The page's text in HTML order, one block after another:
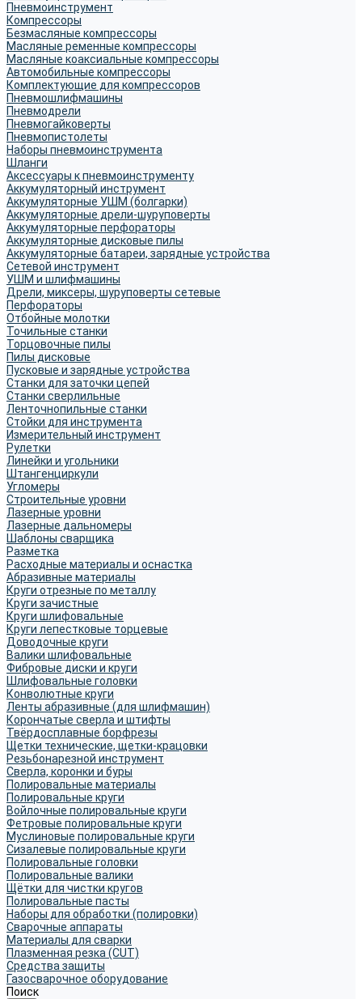
Пневмоинструмент
Компрессоры
Безмасляные компрессоры
Масляные ременные компрессоры
Масляные коаксиальные компрессоры
Автомобильные компрессоры
Комплектующие для компрессоров
Пневмошлифмашины
Пневмодрели
Пневмогайковерты
Пневмопистолеты
Наборы пневмоинструмента
Шланги
Аксессуары к пневмоинструменту
Аккумуляторный инструмент
Аккумуляторные УШМ (болгарки)
Аккумуляторные дрели-шуруповерты
Аккумуляторные перфораторы
Аккумуляторные дисковые пилы
Аккумуляторные батареи, зарядные устройства
Сетевой инструмент
УШМ и шлифмашины
Дрели, миксеры, шуруповерты сетевые
Перфораторы
Отбойные молотки
Точильные станки
Торцовочные пилы
Пилы дисковые
Пусковые и зарядные устройства
Станки для заточки цепей
Станки сверлильные
Ленточнопильные станки
Стойки для инструмента
Измерительный инструмент
Рулетки
Линейки и угольники
Штангенциркули
Угломеры
Строительные уровни
Лазерные уровни
Лазерные дальномеры
Шаблоны сварщика
Разметка
Расходные материалы и оснастка
Абразивные материалы
Круги отрезные по металлу
Круги зачистные
Круги шлифовальные
Круги лепестковые торцевые
Доводочные круги
Валики шлифовальные
Фибровые диски и круги
Шлифовальные головки
Конволютные круги
Ленты абразивные (для шлифмашин)
Корончатые сверла и штифты
Твёрдосплавные борфрезы
Щетки технические, щетки-крацовки
Резьбонарезной инструмент
Сверла, коронки и буры
Полировальные материалы
Полировальные круги
Войлочные полировальные круги
Фетровые полировальные круги
Муслиновые полировальные круги
Cизалевые полировальные круги
Полировальные головки
Полировальные валики
Щётки для чистки кругов
Полировальные пасты
Наборы для обработки (полировки)
Сварочные аппараты
Материалы для сварки
Плазменная резка (CUT)
Средства защиты
Газосварочное оборудование
Поиск